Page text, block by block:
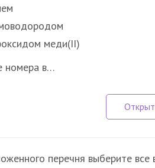
меди(II)
номера в…
перечня выберите